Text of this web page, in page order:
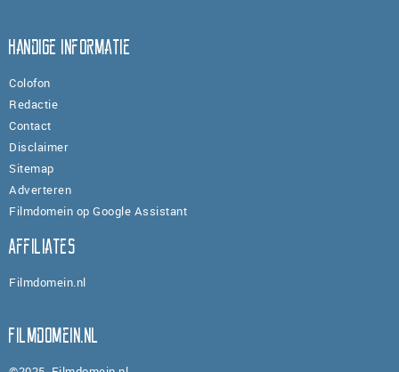
Handige informatie
Colofon
Redactie
Contact
Disclaimer
Sitemap
Adverteren
Filmdomein op Google Assistant
Affiliates
Filmdomein.nl
Filmdomein.nl